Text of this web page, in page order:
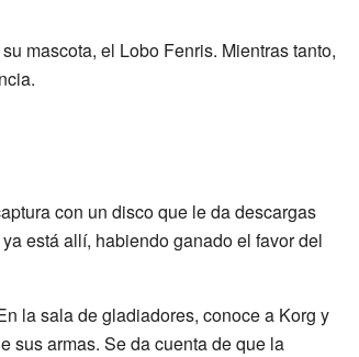
mascota, el Lobo Fenris. Mientras tanto,
con un disco que le da descargas
está allí, habiendo ganado el favor del
la sala de gladiadores, conoce a Korg y
sus armas. Se da cuenta de que la